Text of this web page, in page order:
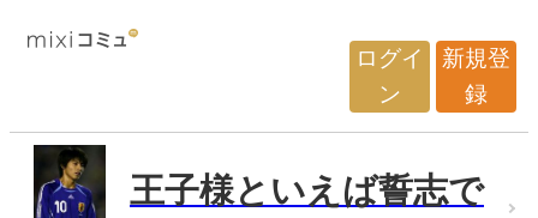
ログイ
ン
新規登
録
王子様といえば誓志で